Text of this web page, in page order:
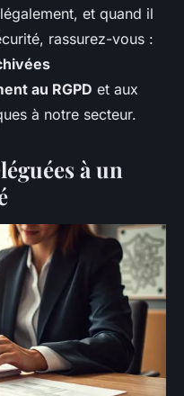
et quand il
rassurez-vous :
au RGPD et aux
à notre secteur.
à un